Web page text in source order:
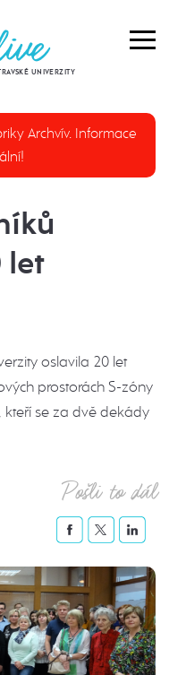
UNIVERZITY
Archvív. Informace
let
oslavila 20 let
prostorách S-zóny
kteří se za dvě dekády
Pošli to dál